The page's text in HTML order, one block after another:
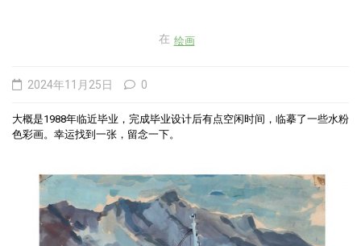
在 绘画
2024年11月25日 0
大概是1988年临近毕业，完成毕业设计后有点空闲时间，临摹了一些水粉
色彩画。幸运找到一张，留念一下。